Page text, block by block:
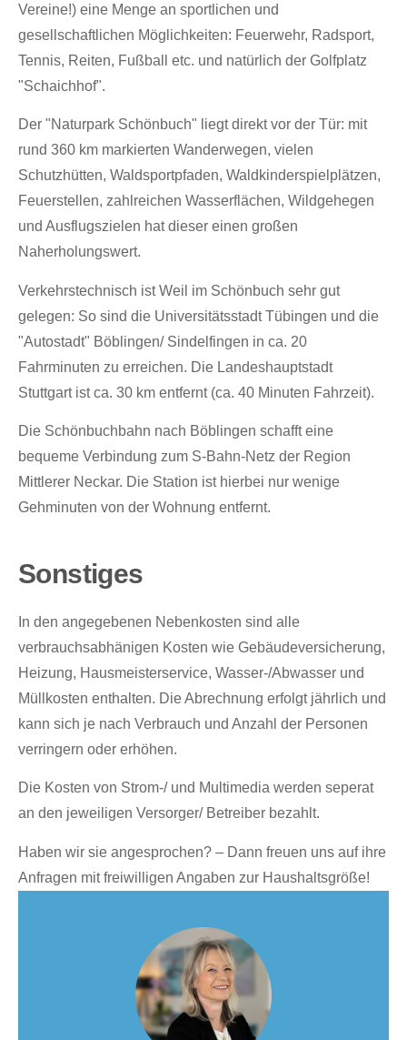
Vereine!) eine Menge an sportlichen und
gesellschaftlichen Möglichkeiten: Feuerwehr, Radsport,
Tennis, Reiten, Fußball etc. und natürlich der Golfplatz
"Schaichhof".
Der "Naturpark Schönbuch" liegt direkt vor der Tür: mit
rund 360 km markierten Wanderwegen, vielen
Schutzhütten, Waldsportpfaden, Waldkinderspielplätzen,
Feuerstellen, zahlreichen Wasserflächen, Wildgehegen
und Ausflugszielen hat dieser einen großen
Naherholungswert.
Verkehrstechnisch ist Weil im Schönbuch sehr gut
gelegen: So sind die Universitätsstadt Tübingen und die
"Autostadt" Böblingen/ Sindelfingen in ca. 20
Fahrminuten zu erreichen. Die Landeshauptstadt
Stuttgart ist ca. 30 km entfernt (ca. 40 Minuten Fahrzeit).
Die Schönbuchbahn nach Böblingen schafft eine
bequeme Verbindung zum S-Bahn-Netz der Region
Mittlerer Neckar. Die Station ist hierbei nur wenige
Gehminuten von der Wohnung entfernt.
Sonstiges
In den angegebenen Nebenkosten sind alle
verbrauchsabhänigen Kosten wie Gebäudeversicherung,
Heizung, Hausmeisterservice, Wasser-/Abwasser und
Müllkosten enthalten. Die Abrechnung erfolgt jährlich und
kann sich je nach Verbrauch und Anzahl der Personen
verringern oder erhöhen.
Die Kosten von Strom-/ und Multimedia werden seperat
an den jeweiligen Versorger/ Betreiber bezahlt.
Haben wir sie angesprochen? – Dann freuen uns auf ihre
Anfragen mit freiwilligen Angaben zur Haushaltsgröße!